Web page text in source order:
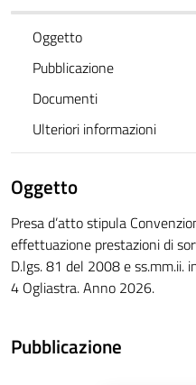
Oggetto
Pubblicazione
Documenti
Ulteriori informazioni
Oggetto
Presa d’atto stipula
effettuazione prestazioni di
D.lgs. 81 del 2008 e ss.mm.ii.
4 Ogliastra. Anno 2026.
Pubblicazione